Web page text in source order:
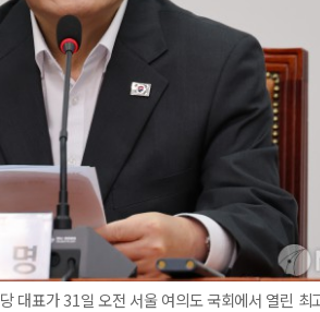
대표가 31일 오전 서울 여의도 국회에서 열린 최